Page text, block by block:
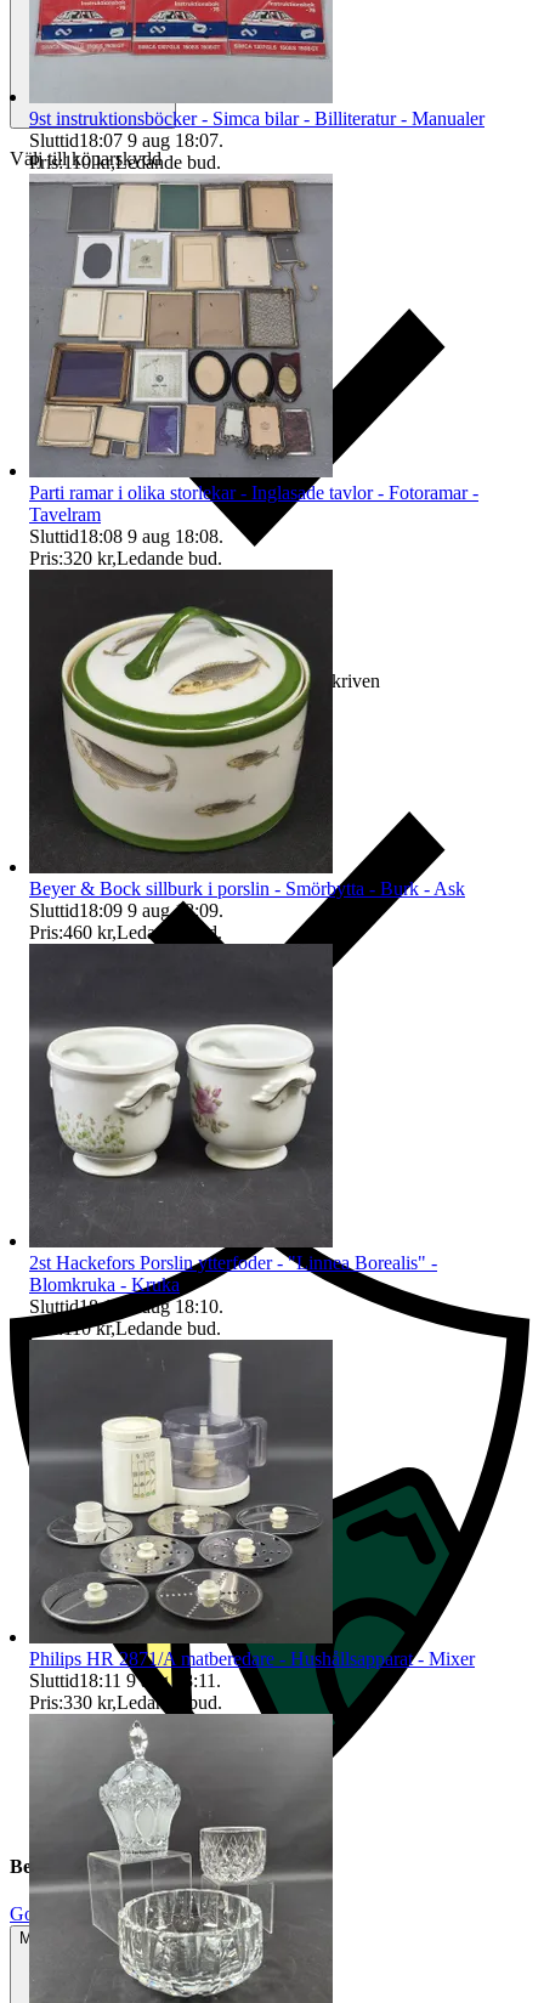
Välj till köparskydd
Ersättning om varan inte är som beskriven
Ersättning om du inte får din vara
Beskrivning
Gott använt skick
Mindre tecken på användning
9st instruktionsböcker - Simca bilar - Billiteratur - Manualer
Sluttid18:07 9 aug 18:07.
Pris:110 kr,Ledande bud.
Parti ramar i olika storlekar - Inglasade tavlor - Fotoramar -
Tavelram
Sluttid18:08 9 aug 18:08.
Pris:320 kr,Ledande bud.
Beyer & Bock sillburk i porslin - Smörbytta - Burk - Ask
Sluttid18:09 9 aug 18:09.
Pris:460 kr,Ledande bud.
2st Hackefors Porslin ytterfoder - "Linnea Borealis" -
Blomkruka - Kruka
Sluttid18:10 9 aug 18:10.
110 kr,Ledande bud.
Philips HR 2871/A matberedare - Hushållsapparat - Mixer
Sluttid18:11 9 aug 18:11 .
Pris:330 kr,Ledande bud.